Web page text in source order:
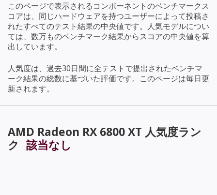
このページで表示されるコンポーネントのベンチマークス
コアは、同じハードウェアを持つユーザーによって投稿さ
れたすべてのテスト結果の中央値です。人気モデルについ
ては、数万ものベンチマーク結果からスコアの中央値を算
出しています。
人気度は、過去30日間に全テストで提出されたベンチマ
ーク結果の総数に基づいた評価です。このページは毎日更
新されます。
AMD Radeon RX 6800 XT 人気度ラン
ク 該当なし